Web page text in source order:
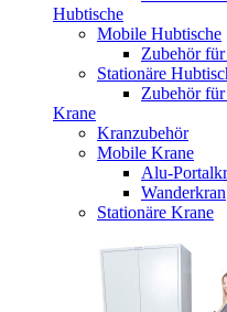
Hubtische
Mobile Hubtische
Zubehör
Stationäre
Zubehör
Krane
Kranzubehör
Mobile Krane
Alu-
Wanderkran
Stationäre Krane